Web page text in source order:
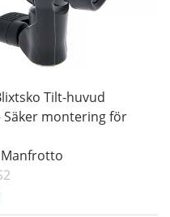
Tilt-huvud
Säker montering för